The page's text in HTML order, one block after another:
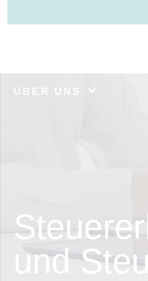
ÜBER UNS
und